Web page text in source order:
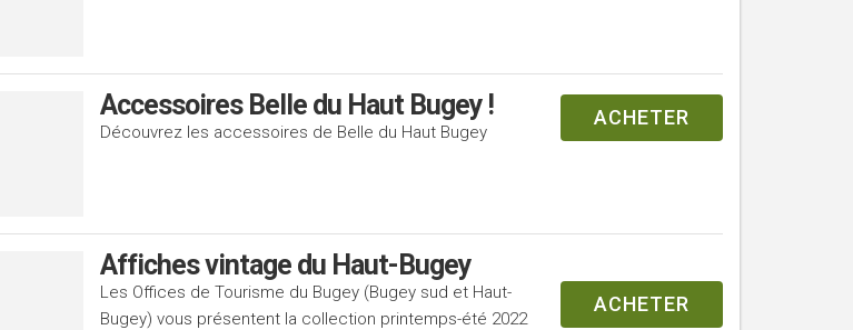
Accessoires Belle du Haut Bugey !
Découvrez les accessoires de Belle du Haut Bugey
ACHETER
Affiches vintage du Haut-Bugey
Les Offices de Tourisme du Bugey (Bugey sud et Haut-
Bugey) vous présentent la collection printemps-été 2022
ACHETER